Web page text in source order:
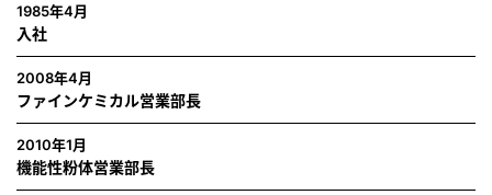
1985年4月
入社
2008年4月
ファインケミカル営業部長
2010年1月
機能性粉体営業部長